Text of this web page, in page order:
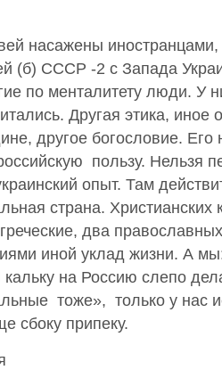
насажены
(б) СССР -2 с Запада
по менталитету люди. У
Другая этика, иное
другое богословие. Его
пользу. Нельзя
опыт. Там
страна. Христианских
два
иной уклад жизни. А
на Россию слепо
тоже», только у нас
сбоку припеку.